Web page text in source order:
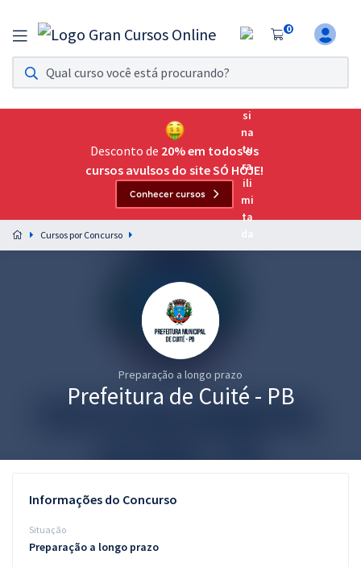
0
Assinatura Ilimitada 11
Acesso a todos os cursos. Teste grátis por 7 dias!
Assinatura OAB Até Passar
Acesso ilimitado a toda preparação para o Exame da
Preparação completa e intensiva para as principais
residências em saúde do Brasil
Graduação
Questões grátis
Desconto de 20% em todos os
cursos avulsos do site SÓ HOJE!
Conhecer cursos
Cursos por Concurso
Preparação a longo prazo
Prefeitura de Cuité - PB
Informações do Concurso
Situação
Preparação a longo prazo